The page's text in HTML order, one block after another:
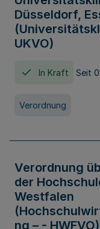
Düsseldorf,
UKVO)
In Kraft Seit
Verordnung
Verordnung
der
Westfalen
ng – - HWFVO)